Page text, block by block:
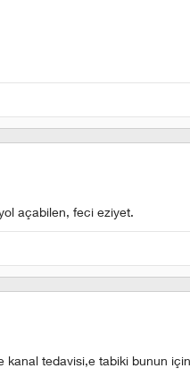
açabilen, feci eziyet.
kanal tedavisi,e tabiki bunun